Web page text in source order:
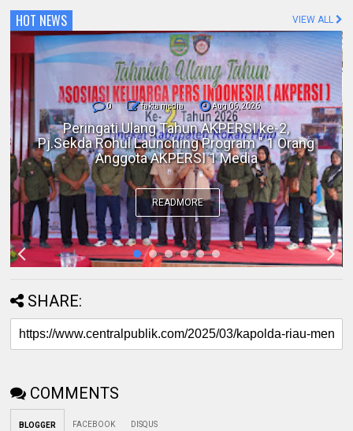
HOT NEWS VIEW ALL
0 fakta media Aug 06, 2026
Polres Inhil bersama Pemkab Inhil dan
BKSDA Riau Perkuat Sinergi Tangani
Gangguan Kera Liar di Tembilahan
READMORE
SHARE:
COMMENTS
BLOGGER FACEBOOK DISQUS